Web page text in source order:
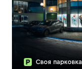
Своя парковка